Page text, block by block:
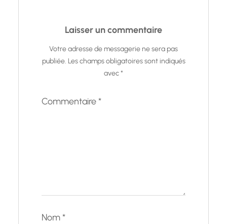
Laisser un commentaire
Votre adresse de messagerie ne sera pas
publiée. Les champs obligatoires sont indiqués
avec*
Commentaire*
Nom*